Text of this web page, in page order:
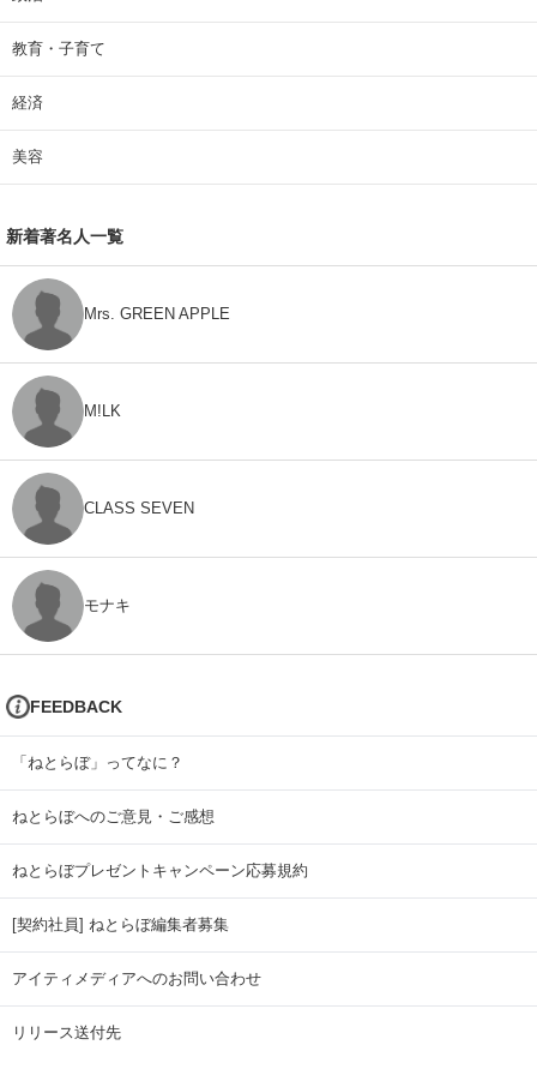
教育・子育て
経済
美容
新着著名人一覧
Mrs. GREEN APPLE
M!LK
CLASS SEVEN
モナキ
FEEDBACK
「ねとらぼ」ってなに？
ねとらぼへのご意見・ご感想
ねとらぼプレゼントキャンペーン応募規約
[契約社員] ねとらぼ編集者募集
アイティメディアへのお問い合わせ
リリース送付先